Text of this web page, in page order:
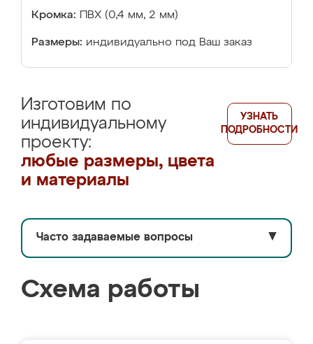
Кромка: ПВХ (0,4 мм, 2 мм)
Размеры: индивидуально под Ваш заказ
Изготовим по
индивидуальному
проекту:
любые размеры, цвета
и материалы
УЗНАТЬ
ПОДРОБНОСТИ
Часто задаваемые вопросы ▼
Схема работы